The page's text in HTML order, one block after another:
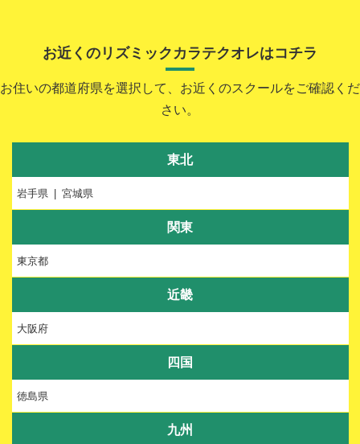
お近くのリズミックカラテクオレはコチラ
お住いの都道府県を選択して、お近くのスクールをご確認くだ
さい。
東北
岩手県 宮城県
関東
東京都
近畿
大阪府
四国
徳島県
九州